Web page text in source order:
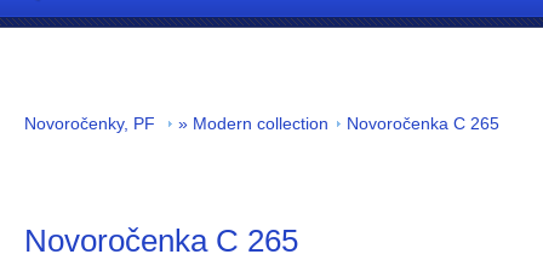
Novoročenky, PF » Modern collection Novoročenka C 265
Novoročenka C 265